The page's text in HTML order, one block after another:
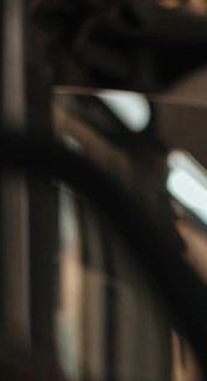
Política de Privacidade